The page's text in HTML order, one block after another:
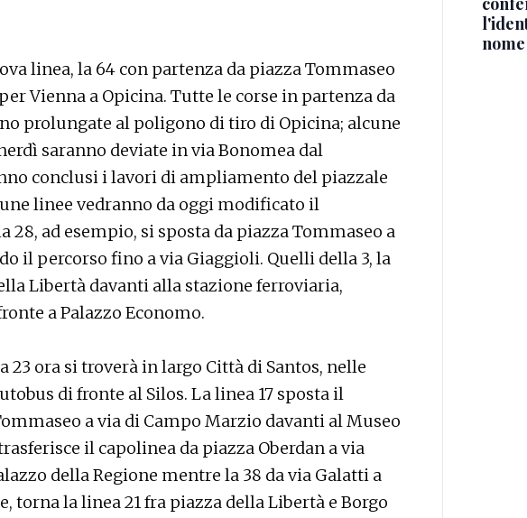
linea, la 64 con partenza da piazza Tommaseo
Vienna a Opicina. Tutte le corse in partenza da
prolungate al poligono di tiro di Opicina; alcune
saranno deviate in via Bonomea dal
conclusi i lavori di ampliamento del piazzale
linee vedranno da oggi modificato il
28, ad esempio, si sposta da piazza Tommaseo a
il percorso fino a via Giaggioli. Quelli della 3, la
Libertà davanti alla stazione ferroviaria,
a Palazzo Economo.
23 ora si troverà in largo Città di Santos, nelle
di fronte al Silos. La linea 17 sposta il
a via di Campo Marzio davanti al Museo
il capolinea da piazza Oberdan a via
della Regione mentre la 38 da via Galatti a
torna la linea 21 fra piazza della Libertà e Borgo
nome